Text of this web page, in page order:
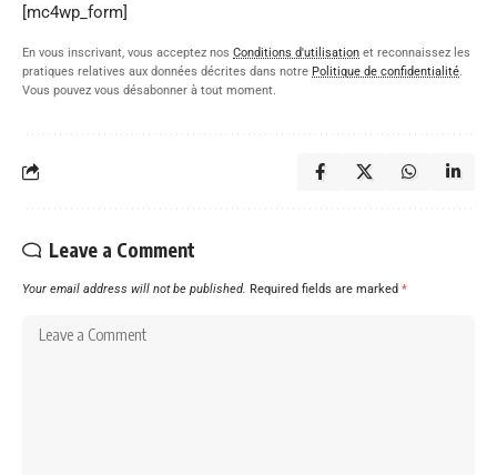
[mc4wp_form]
En vous inscrivant, vous acceptez nos Conditions d'utilisation et reconnaissez les
pratiques relatives aux données décrites dans notre Politique de confidentialité.
Vous pouvez vous désabonner à tout moment.
Leave a Comment
Your email address will not be published. Required fields are marked *